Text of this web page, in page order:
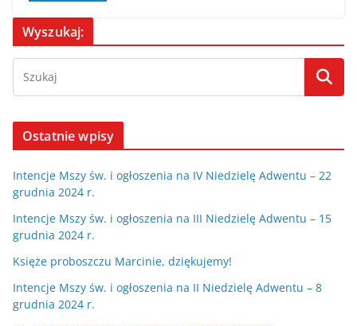
Wyszukaj:
Ostatnie wpisy
Intencje Mszy św. i ogłoszenia na IV Niedzielę Adwentu – 22
grudnia 2024 r.
Intencje Mszy św. i ogłoszenia na III Niedzielę Adwentu – 15
grudnia 2024 r.
Księże proboszczu Marcinie, dziękujemy!
Intencje Mszy św. i ogłoszenia na II Niedzielę Adwentu – 8
grudnia 2024 r.